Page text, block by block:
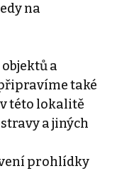
na
a
také
této lokalitě
a jiných
prohlídky